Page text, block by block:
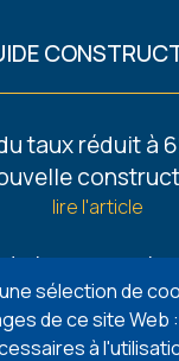
sélection de
de ce site Web
à
taux réduit à
lire l'article
trouver un
lire l'article
lors de